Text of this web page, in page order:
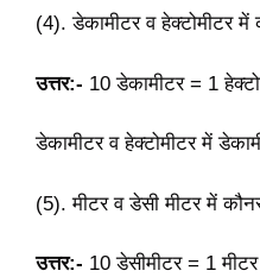
(4). डेकामीटर व हेक्टोमीटर में
उत्तर:- 10 डेकामीटर = 1
डेकामीटर व हेक्टोमीटर में
(5). मीटर व डेसी मीटर में
उत्तर:- 10 डेसीमीटर = 1 मीटर